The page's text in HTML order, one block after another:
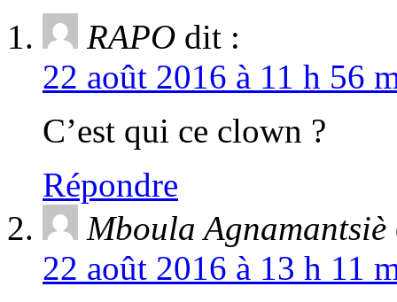
RAPO dit :
22 août 2016 à 11 h 56
C’est qui ce clown ?
Répondre
Mboula Agnamantsiè
22 août 2016 à 13 h 11